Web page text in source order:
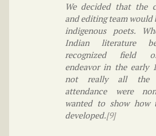
We decided that the
and editing team would
indigenous poets.
Indian literature
recognized field
endeavor in the early
not really all the
attendance were
wanted to show how
developed.[9]